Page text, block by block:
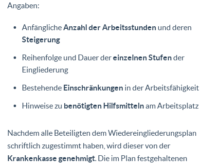
Angaben:
AnfänglicheAnzahl der Arbeitsstunden und deren
Steigerung
Reihenfolge und Dauer dereinzelnen Stufender
Eingliederung
Bestehende Einschränkungen in der Arbeitsfähigkeit
Hinweise zu benötigten Hilfsmittelnam Arbeitsplatz
Nachdem alle Beteiligten dem Wiedereingliederungsplan
schriftlich zugestimmt haben, wird dieser von der
Krankenkasse genehmigt. Die im Plan festgehaltenen